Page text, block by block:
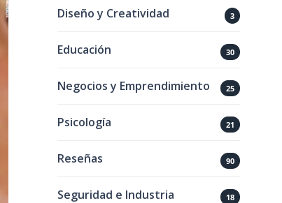
Diseño y Creatividad 3
Educación 30
Negocios y Emprendimiento 25
Psicología 21
Reseñas 90
Seguridad e Industria 18